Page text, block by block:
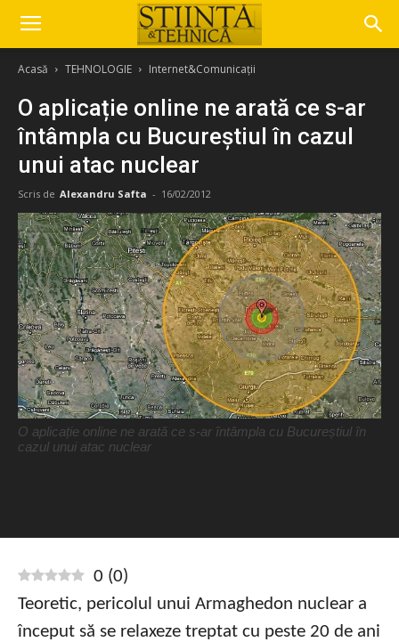
Acasă TEHNOLOGIE Internet&Comunicații
O aplicație online ne arată ce s-ar
întâmpla cu Bucureștiul în cazul
unui atac nuclear
Scris de Alexandru Safta - 16/02/2012
O aplicație online ne arată ce s-ar întâmpla cu Bucureștiul în
cazul unui atac nuclear
0 (0)
Teoretic, pericolul unui Armaghedon nuclear a
început să se relaxeze treptat cu peste 20 de ani